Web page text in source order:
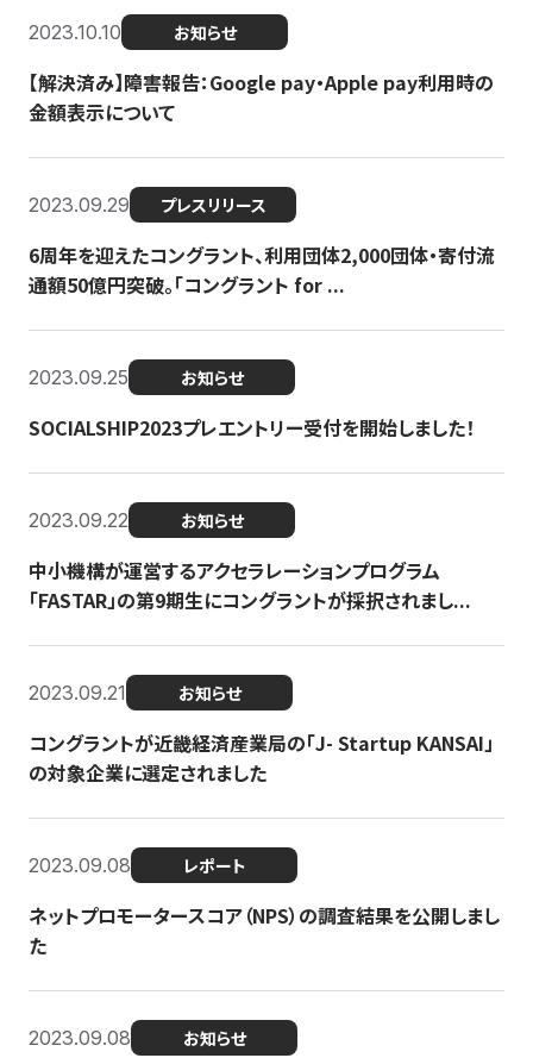
2023.10.10 お知らせ
【解決済み】障害報告：Google pay・Apple pay利用時の
金額表示について
2023.09.29 プレスリリース
6周年を迎えたコングラント、利用団体2,000団体・寄付流
通額50億円突破。「コングラント for ...
2023.09.25 お知らせ
SOCIALSHIP2023プレエントリー受付を開始しました！
2023.09.22 お知らせ
中小機構が運営するアクセラレーションプログラム
「FASTAR」の第9期生にコングラントが採択されまし...
2023.09.21 お知らせ
コングラントが近畿経済産業局の「J- Startup KANSAI」
の対象企業に選定されました
2023.09.08 レポート
ネットプロモータースコア（NPS）の調査結果を公開しまし
た
2023.09.08 お知らせ